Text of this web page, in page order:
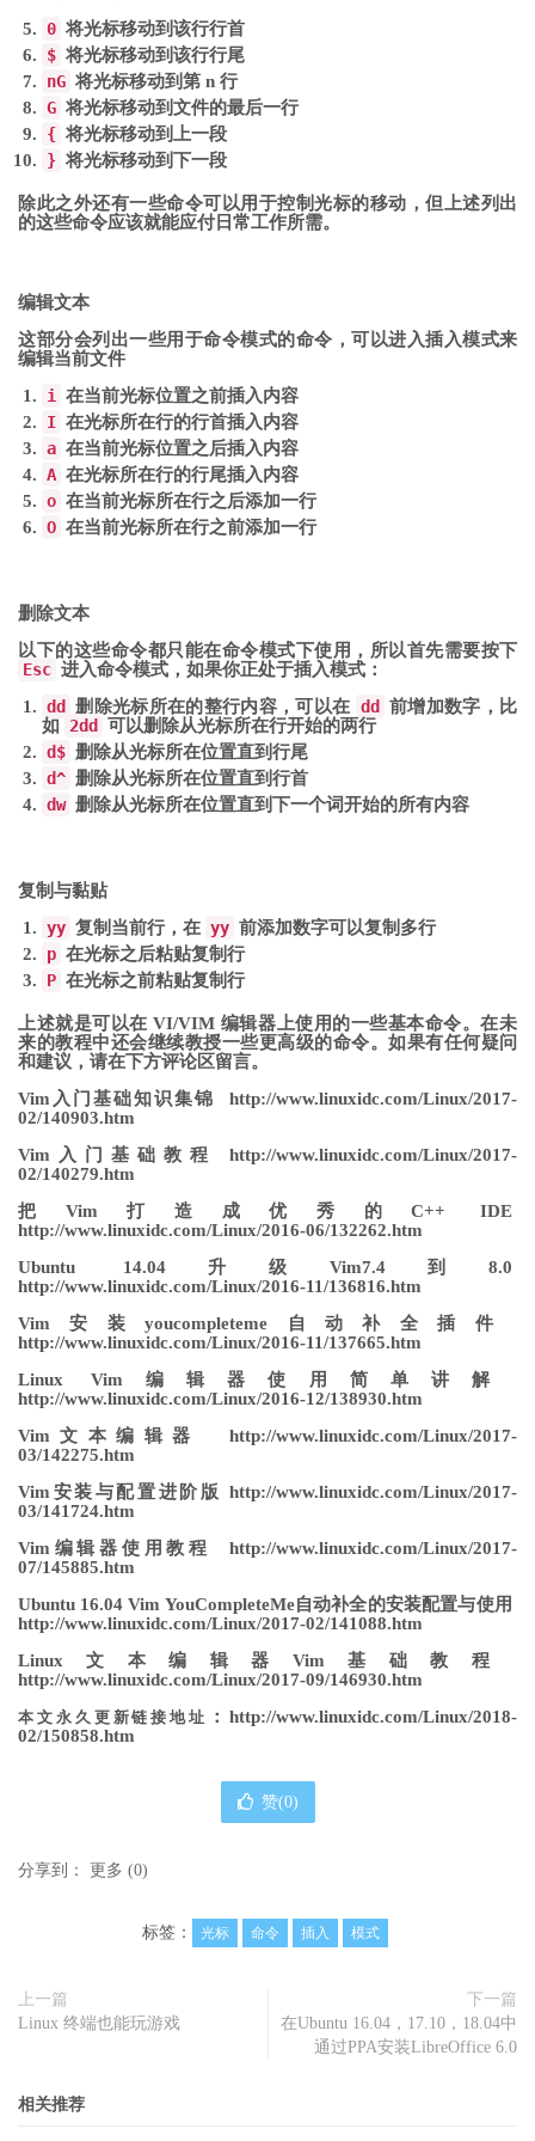
0 将光标移动到该行行首
$ 将光标移动到该行行尾
nG 将光标移动到第 n 行
G 将光标移动到文件的最后一行
{ 将光标移动到上一段
} 将光标移动到下一段
除此之外还有一些命令可以用于控制光标的移动，但上述列出
的这些命令应该就能应付日常工作所需。
编辑文本
这部分会列出一些用于命令模式的命令，可以进入插入模式来
编辑当前文件
i
在当前光标位置之前插入内容
I 在光标所在行的行首插入内容
a 在当前光标位置之后插入内容
A 在光标所在行的行尾插入内容
o 在当前光标所在行之后添加一行
O 在当前光标所在行之前添加一行
删除文本
以下的这些命令都只能在命令模式下使用，所以首先需要按下
Esc 进入命令模式，如果你正处于插入模式：
dd
删除光标所在的整行内容，可以在 dd
前增加数字，比
如
2dd
可以删除从光标所在行开始的两行
d$ 删除从光标所在位置直到行尾
d^ 删除从光标所在位置直到行首
dw 删除从光标所在位置直到下一个词开始的所有内容
复制与黏贴
yy 复制当前行，在 yy 前添加数字可以复制多行
p 在光标之后粘贴复制行
P 在光标之前粘贴复制行
上述就是可以在 VI/VIM 编辑器上使用的一些基本命令。在未
来的教程中还会继续教授一些更高级的命令。如果有任何疑问
和建议，请在下方评论区留言。
Vim入门基础知识集锦 http://www.linuxidc.com/Linux/2017-
02/140903.htm
Vim入门基础教程 http://www.linuxidc.com/Linux/2017-
02/140279.htm
把Vim打造成优秀的C++ IDE
http://www.linuxidc.com/Linux/2016-06/132262.htm
Ubuntu 14.04升级Vim7.4到8.0
http://www.linuxidc.com/Linux/2016-11/136816.htm
Vim安装youcompleteme自动补全插件
http://www.linuxidc.com/Linux/2016-11/137665.htm
Linux Vim编辑器使用简单讲解
http://www.linuxidc.com/Linux/2016-12/138930.htm
Vim文本编辑器 http://www.linuxidc.com/Linux/2017-
03/142275.htm
Vim安装与配置进阶版 http://www.linuxidc.com/Linux/2017-
03/141724.htm
Vim编辑器使用教程 http://www.linuxidc.com/Linux/2017-
07/145885.htm
Ubuntu 16.04 Vim YouCompleteMe自动补全的安装配置与使用
http://www.linuxidc.com/Linux/2017-02/141088.htm
Linux文本编辑器Vim基础教程
http://www.linuxidc.com/Linux/2017-09/146930.htm
本文永久更新链接地址 ：http://www.linuxidc.com/Linux/2018-
02/150858.htm
赞(0)
分享到： 更多 (0)
标签： 光标 命令 插入 模式
上一篇
Linux 终端也能玩游戏
下一篇
在Ubuntu 16.04，17.10，18.04中
通过PPA安装LibreOffice 6.0
相关推荐